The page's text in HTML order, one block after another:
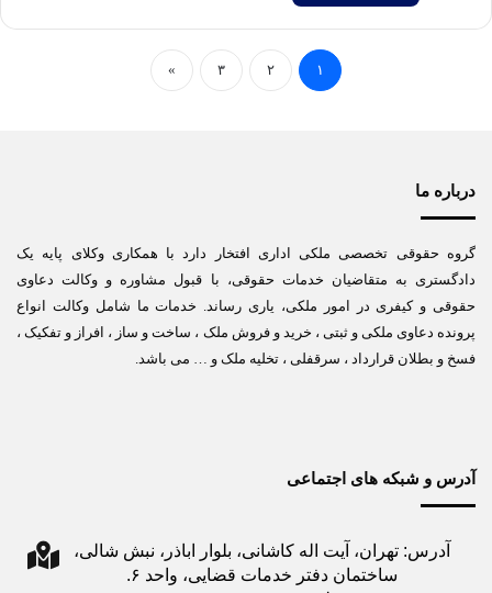
۱ ۲ ۳ »
درباره ما
گروه حقوقی تخصصی ملکی اداری افتخار دارد با همکاری وکلای پایه یک
دادگستری به متقاضیان خدمات حقوقی، با قبول مشاوره و وکالت دعاوی
حقوقی و کیفری در امور ملکی، یاری رساند. خدمات ما شامل وکالت انواع
پرونده دعاوی ملکی و ثبتی ، خرید و فروش ملک ، ساخت و ساز ، افراز و تفکیک ،
فسخ و بطلان قرارداد ، سرقفلی ، تخلیه ملک و … می باشد.
آدرس و شبکه های اجتماعی
آدرس: تهران، آیت اله کاشانی، بلوار اباذر، نبش شالی،
ساختمان دفتر خدمات قضایی، واحد ۶.